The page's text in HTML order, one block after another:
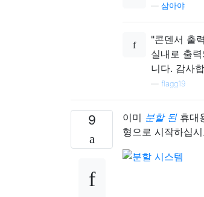
삼아야
"콘덴서 출
실내로 출
니다. 감사
flagg19
9 이미 분할 된휴대
형으로 시작하십